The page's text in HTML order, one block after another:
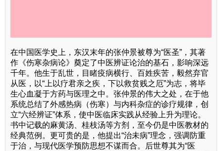
在中国医学史上，东汉末年的张仲景被尊为“医圣”，其著
作《伤寒杂病论》奠定了中医辨证论治的基石，影响深远
千年。他生于乱世，目睹疫病横行、百姓疾苦，毅然弃官
从医，以“上以疗君亲之疾，下以救贫贱之厄”为志，将毕
生心血凝于方药与医理之中。张仲景的伟大之处，在于他
系统总结了外感热病（伤寒）与内科杂症的诊疗规律，创
立“六经辨证”体系，使中医临床实践从经验上升为理论。
书中记载的麻黄汤、桂枝汤等方剂，至今仍是中医教材的
经典范例。更可贵的是，他提出“治未病”理念，强调防重
于治，与现代医学预防思想不谋而合。后世尊其为“医